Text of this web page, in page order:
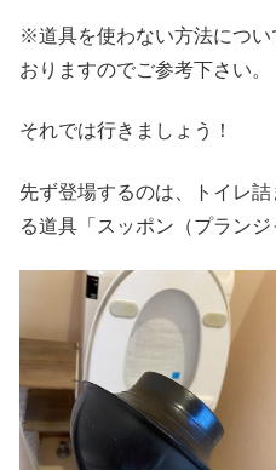
※道具を使わない方法につ
おりますのでご参考下さい。
それでは行きましょう！
先ず登場するのは、トイレ
る道具「スッポン（プランジ